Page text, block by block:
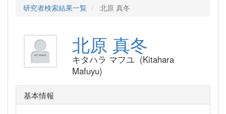
研究者検索結果一覧 北原 真冬
北原 真冬
キタハラ マフユ (Kitahara
Mafuyu)
基本情報